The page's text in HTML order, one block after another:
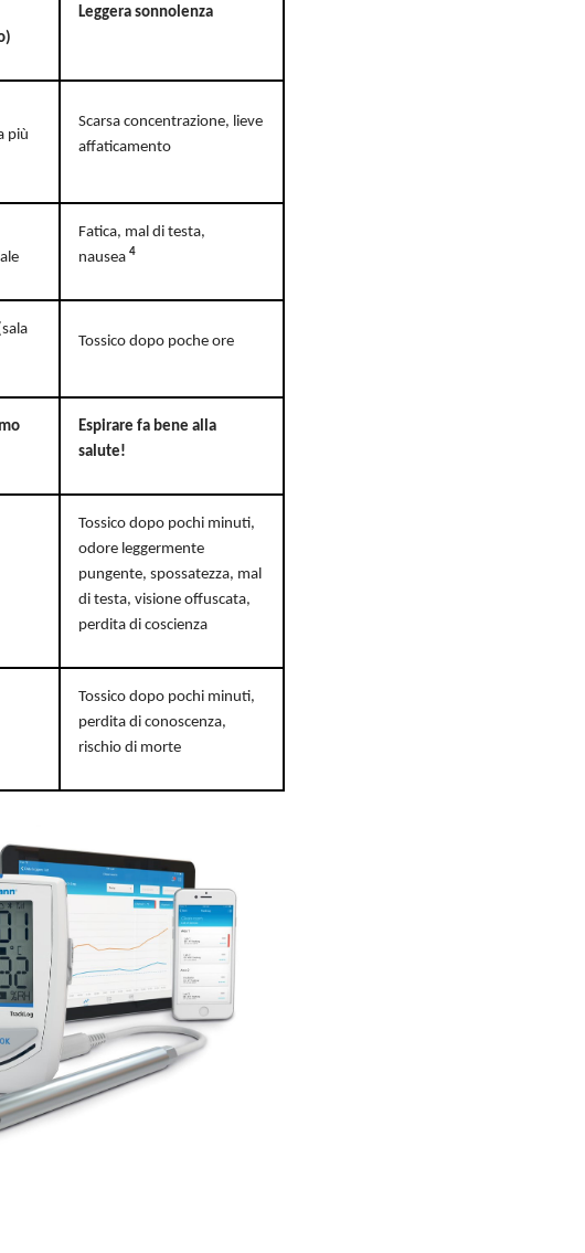
Leggera sonnolenza
più
Scarsa concentrazione, lieve
affaticamento
Fatica, mal di testa,
nausea 4
Tossico dopo poche ore
Espirare fa bene alla
salute!
Tossico dopo pochi minuti,
odore leggermente
pungente, spossatezza, mal
di testa, visione offuscata,
perdita di coscienza
Tossico dopo pochi minuti,
perdita di conoscenza,
rischio di morte